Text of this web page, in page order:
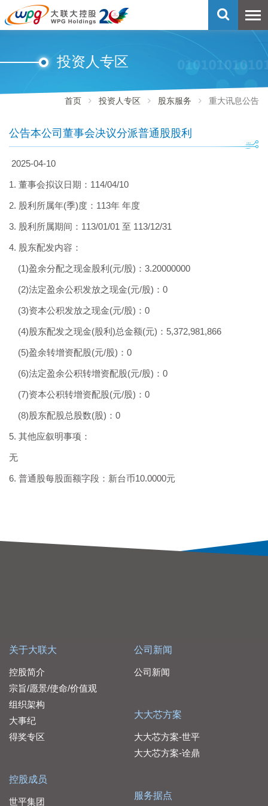
投资人专区
首页 投资人专区 股东服务 重大讯息公告
公告本公司董事会决议分派普通股股利
2025-04-10
1. 董事会拟议日期：114/04/10
2. 股利所属年(季)度：113年 年度
3. 股利所属期间：113/01/01 至 113/12/31
4. 股东配发内容：
(1)盈余分配之现金股利(元/股)：3.20000000
(2)法定盈余公积发放之现金(元/股)：0
(3)资本公积发放之现金(元/股)：0
(4)股东配发之现金(股利)总金额(元)：5,372,981,866
(5)盈余转增资配股(元/股)：0
(6)法定盈余公积转增资配股(元/股)：0
(7)资本公积转增资配股(元/股)：0
(8)股东配股总股数(股)：0
5. 其他应叙明事项：
无
6. 普通股每股面额字段：新台币10.0000元
关于大联大
控股简介
宗旨/愿景/使命/价值观
组织架构
大事纪
得奖专区
控股成员
世平集团
公司新闻
公司新闻
大大芯方案
大大芯方案-世平
大大芯方案-诠鼎
服务据点